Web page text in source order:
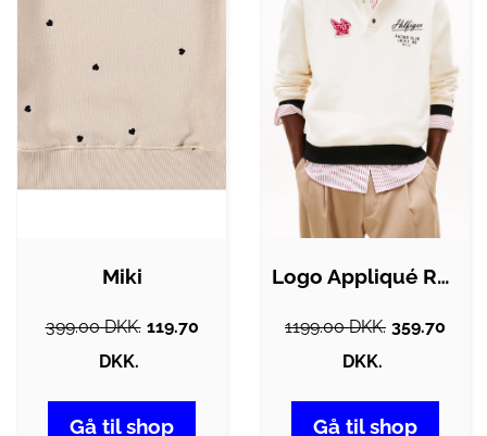
Miki
399.00 DKK. 119.70
DKK.
Gå til shop
Logo Appliqué Rugby Collar Sweatshirt
1199.00 DKK. 359.70
DKK.
Gå til shop